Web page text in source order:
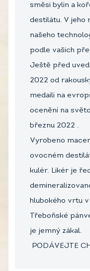
směsi bylin a
destilátu. V jeho
našeho
podle vašich
Ještě před
2022 od
medaili na
ocenění na
březnu 2022 .
Vyrobeno
ovocném
kulér. Likér je
hlubokého vrtu
Třeboňské
je jemný zákal.
PODÁVEJTE